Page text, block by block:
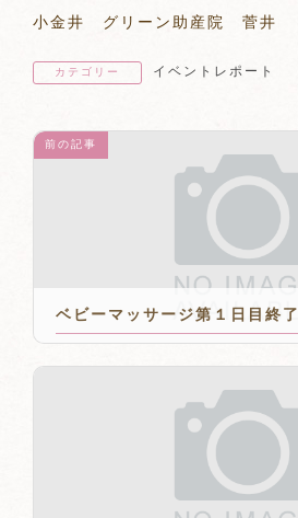
小金井 グリーン助産院 菅井
カテゴリー イベントレポート
前の記事
ベビーマッサージ第１日目終了